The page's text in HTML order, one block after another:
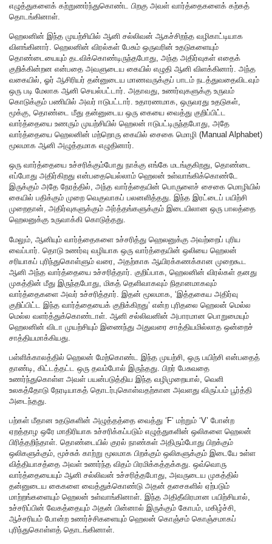
எழுத்துகளைக் கற்றுணர்ந்துகொண்ட பிறகு அவள் வார்த்தைகளைக் கற்கத்
தொடங்கினாள்.
ஹெலனின் இந்த முயற்சியில் ஆனி சல்லிவன் ஆகச்சிறந்த வழிகாட்டியாக
விளங்கினார். ஹெலனின் விரல்கள் பேசும் ஒருவரின் உதடுகளையும்
தொண்டையையும் தடவிக்கொண்டிருந்தபோது, அந்த அதிர்வுகள் எதைக்
குறிக்கின்றன என்பதை அவளுடைய கையில் எழுதி ஆனி விளக்கினார். அந்த
வகையில், ஓர் ஆசிரியர் தன்னுடைய மாணவருக்குப் பாடம் நடத்துவதைவிடவும்
ஒரு படி மேலாக ஆனி செயல்பட்டார். அதாவது, உணர்வுகளுக்கு உருவம்
கொடுக்கும் பணியில் அவர் ஈடுபட்டார். உதாரணமாக, ஒருவரது உதடுகள்,
மூக்கு, தொண்டை மீது தன்னுடைய ஒரு கையை வைத்து குறிப்பிட்ட
வார்த்தையை உணரும் முயற்சியில் ஹெலன் ஈடுபட்டிருந்தபோது, அதே
வார்த்தையை ஹெலனின் மற்றொரு கையில் சைகை மொழி (Manual Alphabet)
மூலமாக ஆனி அழுத்தமாக எழுதினார்.
ஒரு வார்த்தையை உச்சரிக்கும்போது நாக்கு எங்கே மடங்குகிறது, தொண்டை
எப்போது அதிர்கிறது என்பதையெல்லாம் ஹெலன் உள்வாங்கிக்கொண்டே
இருக்கும் அதே நேரத்தில், அந்த வார்த்தையின் பொருளைச் சைகை மொழியில்
கையில் பதிக்கும் முறை வெகுவாகப் பலனளித்தது. இந்த இரட்டைப் பயிற்சி
முறைதான், அதிர்வுகளுக்கும் அர்த்தங்களுக்கும் இடையிலான ஒரு பாலத்தை
ஹெலனுக்கு உருவாக்கி கொடுத்தது.
மேலும், ஆனியும் வார்த்தைகளை உச்சரித்து ஹெலனுக்கு அவற்றைப் புரிய
வைப்பார். தொடு உணர்வு வழியாக ஒரு வார்த்தையின் ஒலியை ஹெலன்
சரியாகப் புரிந்துகொள்ளும் வரை, அதற்காக ஆயிரக்கணக்கான முறைகூட
ஆனி அந்த வார்த்தையை உச்சரித்தார். குறிப்பாக, ஹெலனின் விரல்கள் தனது
முகத்தின் மீது இருந்தபோது, மிகத் தெளிவாகவும் நிதானமாகவும்
வார்த்தைகளை அவர் உச்சரித்தார். இதன் மூலமாக, ‘இத்தகைய அதிர்வு
குறிப்பிட்ட இந்த வார்த்தையைக் குறிக்கிறது’ என்ற புரிதலை ஹெலன் மெல்ல
மெல்ல வளர்த்துக்கொண்டாள். ஆனி சல்லிவனின் அபாரமான பொறுமையும்
ஹெலனின் விடா முயற்சியும் இணைந்து அதுவரை சாத்தியமில்லாத ஒன்றைச்
சாத்தியமாக்கியது.
பள்ளிக்காலத்தில் ஹெலன் மேற்கொண்ட இந்த முயற்சி, ஒரு பயிற்சி என்பதைத்
தாண்டி, கிட்டத்தட்ட ஒரு தவம்போல் இருந்தது. பிறர் பேசுவதை
உணர்ந்துகொள்ள அவள் பயன்படுத்திய இந்த வழிமுறையால், வெளி
உலகத்தோடு நேரடியாகத் தொடர்புகொள்வதற்கான அவளது விருப்பம் பூர்த்தி
அடைந்தது.
பற்கள் மீதான உதடுகளின் அழுத்தத்தை வைத்து ‘F’ மற்றும் ‘V’ போன்ற
ஏறத்தாழ ஒரே மாதிரியாக உச்சரிக்கப்படும் எழுத்துகளின் ஒலிகளை ஹெலன்
பிரித்தறிந்தாள். தொண்டையில் குரல் நாண்கள் அதிரும்போது பிறக்கும்
ஒலிகளுக்கும், மூச்சுக் காற்று மூலமாக பிறக்கும் ஒலிகளுக்கும் இடையே உள்ள
வித்தியாசத்தை அவள் உணர்ந்த விதம் பிரமிக்கத்தக்கது. ஒவ்வொரு
வார்த்தையையும் ஆனி சல்லிவன் உச்சரித்தபோது, அவருடைய முகத்தில்
தன்னுடைய கைகளை வைத்துக்கொண்டு அதன் தசைகளில் ஏற்படும்
மாற்றங்களையும் ஹெலன் உள்வாங்கினாள். இந்த அதிதீவிரமான பயிற்சியால்,
உச்சரிப்பின் வேகத்தையும் அதன் பின்னால் இருக்கும் கோபம், மகிழ்ச்சி,
ஆச்சரியம் போன்ற உணர்ச்சிகளையும் ஹெலன் கொஞ்சம் கொஞ்சமாகப்
புரிந்துகொள்ளத் தொடங்கினாள்.